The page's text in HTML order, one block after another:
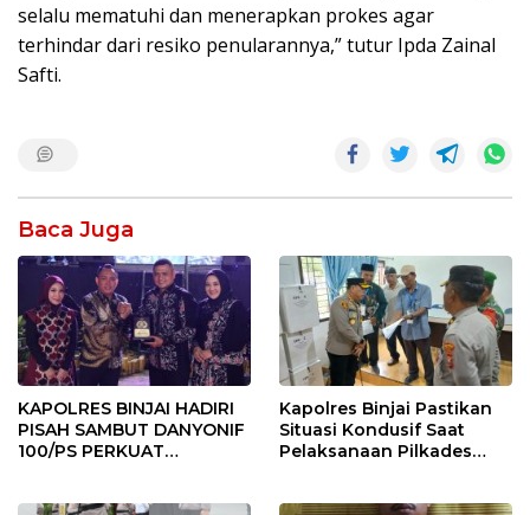
selalu mematuhi dan menerapkan prokes agar
terhindar dari resiko penularannya,” tutur Ipda Zainal
Safti.
Baca Juga
KAPOLRES BINJAI HADIRI
PISAH SAMBUT DANYONIF
100/PS PERKUAT
Kapolres Binjai Pastikan
Situasi Kondusif Saat
Pelaksanaan Pilkades